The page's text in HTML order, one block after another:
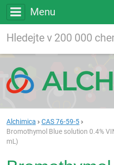
Menu
Vyhledávání
Alchimica
CAS 76-59-5
Bromothymol Blue solution 0.4%
mL)